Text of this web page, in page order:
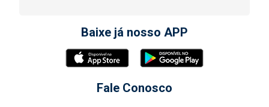
Baixe já nosso APP
Fale Conosco